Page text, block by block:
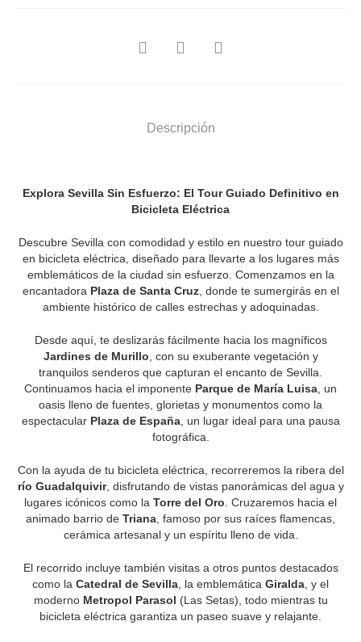
SHARE
Descripción
Explora Sevilla Sin Esfuerzo: El Tour Guiado Definitivo en
Bicicleta Eléctrica
Descubre Sevilla con comodidad y estilo en nuestro tour guiado
en bicicleta eléctrica, diseñado para llevarte a los lugares más
emblemáticos de la ciudad sin esfuerzo. Comenzamos en la
encantadora Plaza de Santa Cruz, donde te sumergirás en el
ambiente histórico de calles estrechas y adoquinadas.
Desde aquí, te deslizarás fácilmente hacia los magníficos
Jardines de Murillo , con su exuberante vegetación y
tranquilos senderos que capturan el encanto de Sevilla.
Continuamos hacia el imponente Parque de María Luisa , un
oasis lleno de fuentes, glorietas y monumentos como la
espectacular Plaza de España, un lugar ideal para una pausa
fotográfica.
Con la ayuda de tu bicicleta eléctrica, recorreremos la ribera del
río Guadalquivir, disfrutando de vistas panorámicas del agua y
lugares icónicos como la Torre del Oro . Cruzaremos hacia el
animado barrio de Triana , famoso por sus raíces flamencas,
cerámica artesanal y un espíritu lleno de vida.
El recorrido incluye también visitas a otros puntos destacados
como la Catedral de Sevilla , la emblemática Giralda , y el
moderno Metropol Parasol (Las Setas), todo mientras tu
bicicleta eléctrica garantiza un paseo suave y relajante.